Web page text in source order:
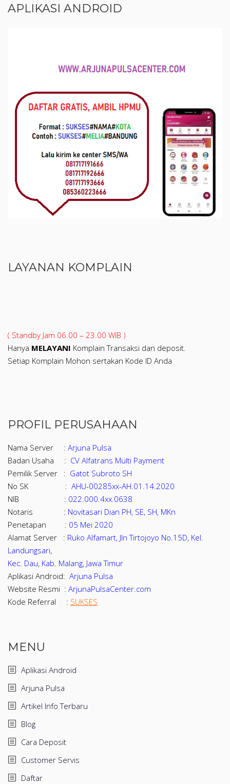
APLIKASI ANDROID
LAYANAN KOMPLAIN
( Standby Jam 06.00 – 23.00 WIB )
Hanya MELAYANI Komplain Transaksi dan deposit.
Setiap Komplain Mohon sertakan Kode ID Anda
PROFIL PERUSAHAAN
Nama Server : Arjuna Pulsa
Badan Usaha : CV Alfatrans Multi Payment
Pemilik Server : Gatot Subroto SH
No SK : AHU-00285xx-AH.01.14.2020
NIB : 022.000.4xx.0638
Notaris : Novitasari Dian PH, SE, SH, MKn
Penetapan : 05 Mei 2020
Alamat Server : Ruko Alfamart, Jln Tirtojoyo No.15D, Kel.
Landungsari,
Kec. Dau, Kab. Malang, Jawa Timur
Aplikasi Android: Arjuna Pulsa
Website Resmi : ArjunaPulsaCenter.com
Kode Referral : SUKSES
MENU
Aplikasi Android
Arjuna Pulsa
Artikel Info Terbaru
Blog
Cara Deposit
Customer Servis
Daftar